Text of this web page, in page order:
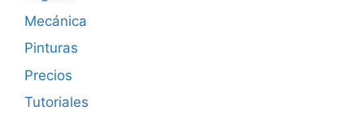
Mecánica
Pinturas
Precios
Tutoriales